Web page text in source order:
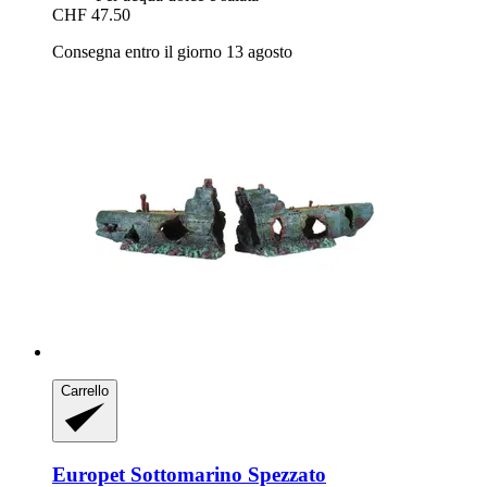
CHF 47.50
Consegna entro il giorno 13 agosto
Carrello
Europet Sottomarino Spezzato